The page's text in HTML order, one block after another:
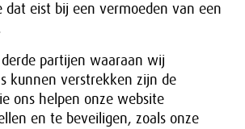
dat eist bij een vermoeden van een
partijen waaraan wij
kunnen verstrekken zijn de
ons helpen onze website
en te beveiligen, zoals onze